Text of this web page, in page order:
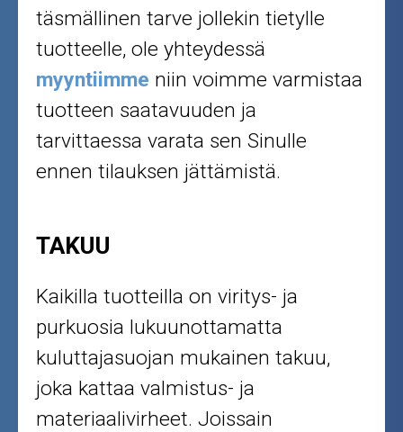
täsmällinen tarve jollekin tietylle
tuotteelle, ole yhteydessä
myyntiimme niin voimme varmistaa
tuotteen saatavuuden ja
tarvittaessa varata sen Sinulle
ennen tilauksen jättämistä.
TAKUU
Kaikilla tuotteilla on viritys- ja
purkuosia lukuunottamatta
kuluttajasuojan mukainen takuu,
joka kattaa valmistus- ja
materiaalivirheet. Joissain